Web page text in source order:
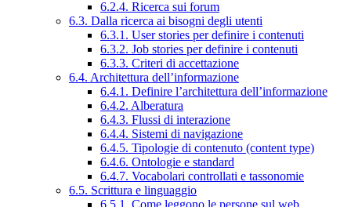
6.2.4. Ricerca sui forum
6.3. Dalla ricerca ai bisogni degli utenti
6.3.1. User stories per definire i contenuti
6.3.2. Job stories per definire i contenuti
6.3.3. Criteri di accettazione
6.4. Architettura dell’informazione
6.4.1. Definire l’architettura dell’informazione
6.4.2. Alberatura
6.4.3. Flussi di interazione
6.4.4. Sistemi di navigazione
6.4.5. Tipologie di contenuto (content type)
6.4.6. Ontologie e standard
6.4.7. Vocabolari controllati e tassonomie
6.5. Scrittura e linguaggio
6.5.1. Come leggono le persone sul web